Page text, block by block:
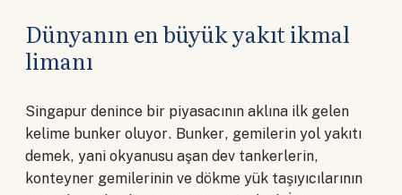
Dünyanın en büyük yakıt ikmal
limanı
Singapur denince bir piyasacının aklına ilk gelen
kelime bunker oluyor. Bunker, gemilerin yol yakıtı
demek, yani okyanusu aşan dev tankerlerin,
konteyner gemilerinin ve dökme yük taşıyıcılarının